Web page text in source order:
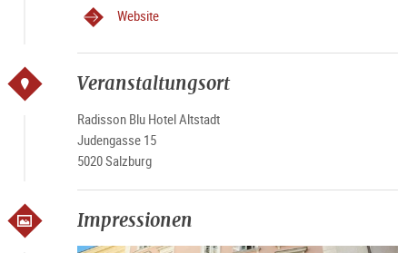
Website
Veranstaltungsort
Radisson Blu Hotel Altstadt
Judengasse 15
5020 Salzburg
Impressionen